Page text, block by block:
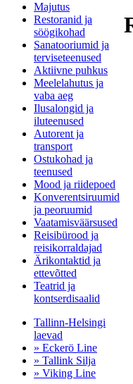
Majutus
Restoranid ja
söögikohad
Sanatooriumid ja
terviseteenused
Aktiivne puhkus
Meelelahutus ja
vaba aeg
Ilusalongid ja
iluteenused
Autorent ja
transport
Ostukohad ja
teenused
Mood ja riidepoed
Konverentsiruumid
ja peoruumid
Vaatamisväärsused
Reisibürood ja
reisikorraldajad
Ärikontaktid ja
ettevõtted
Teatrid ja
kontserdisaalid
Tallinn-Helsingi
laevad
» Eckerö Line
» Tallink Silja
» Viking Line